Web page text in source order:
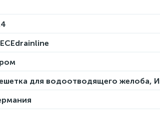
для водоотводящего желоба,